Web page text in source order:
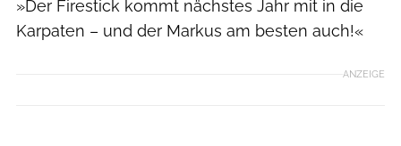
»Der Firestick kommt nächstes Jahr mit in die
Karpaten – und der Markus am besten auch!«
ANZEIGE